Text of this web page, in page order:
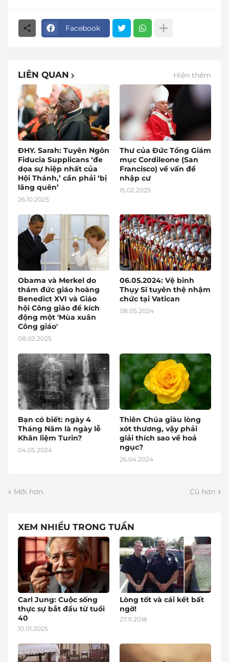
Facebook
LIÊN QUAN Hiện thêm
ĐHY. Sarah: Tuyên Ngôn
Fiducia Supplicans ‘đe
dọa sự hiệp nhất của
Hội Thánh,’ cần phải ‘bị
lãng quên’
26.10.2025
Thư của Đức Tổng Giám
mục Cordileone (San
Francisco) về vấn đề
nhập cư
15.02.2025
Obama và Merkel do
thám đức giáo hoàng
Benedict XVI và Giáo
hội Công giáo để kích
động một 'Mùa xuân
Công giáo'
08.02.2025
06.05.2024: Vệ binh
Thụy Sĩ tuyên thệ nhậm
chức tại Vatican
08.05.2024
Bạn có biết: ngày 4
Tháng Năm là ngày lễ
Khăn liệm Turin?
04.05.2024
Thiên Chúa giàu lòng
xót thương, vậy phải
giải thích sao về hoả
ngục?
26.04.2024
Mới hơn Cũ hơn
XEM NHIỀU TRONG TUẦN
Carl Jung: Cuộc sống
thực sự bắt đầu từ tuổi
40
10.01.2025
Lòng tốt và cái kết bất
ngờ!
27.11.2018